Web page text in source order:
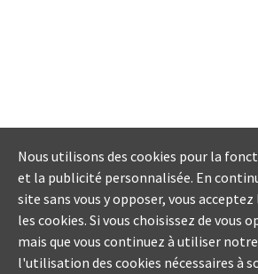
Nous utilisons des cookies pour la
et la publicité personnalisée. En
site sans vous y opposer, vous
les cookies. Si vous choisissez de vous
mais que vous continuez à utiliser
l'utilisation des cookies nécessaires à